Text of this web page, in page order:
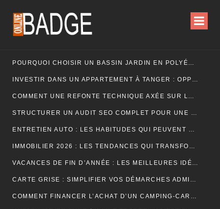
POURQUOI CHOISIR UN BASSIN JARDIN EN POLYÉTHYLÈNE FERME ?
INVESTIR DANS UN APPARTEMENT À TANGER : OPPORTUNITÉS ET POINTS ESSENTIELS À CONNAÎTRE
COMMENT UNE REFONTE TECHNIQUE AXÉE SUR LES SIGNAUX WEB ESSENTIELS A BOOSTÉ LES VENTES D’UNE BOUTIQUE EN LIGNE
STRUCTURER UN AUDIT SEO COMPLET POUR UNE PLATEFORME E-COMMERCE INTERNATIONALE
ENTRETIEN AUTO : LES HABITUDES QUI PEUVENT PROLONGER LA VIE DE VOTRE VÉHICULE
IMMOBILIER 2026 : LES TENDANCES QUI TRANSFORMENT LE MARCHÉ DE LA LOCATION
VACANCES DE FIN D’ANNÉE : LES MEILLEURES IDÉES POUR CÉLÉBRER LES FÊTES
CARTE GRISE : SIMPLIFIER VOS DÉMARCHES ADMINISTRATIVES
COMMENT FINANCER L’ACHAT D’UN CAMPING-CAR : CRÉDIT, LEASING OU PAIEMENT COMPTANT ?